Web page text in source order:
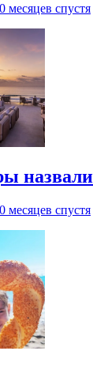
месяцев спустя
месяцев спустя